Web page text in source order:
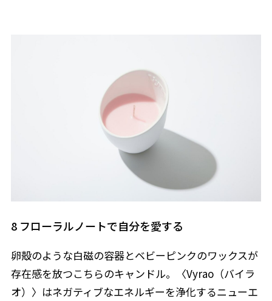
8 フローラルノートで自分を愛する
卵殻のような白磁の容器とベビーピンクのワックスが
存在感を放つこちらのキャンドル。〈Vyrao（バイラ
オ）〉はネガティブなエネルギーを浄化するニューエ